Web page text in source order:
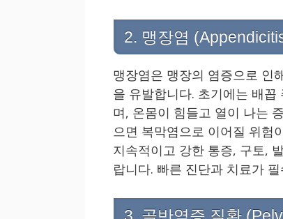
2. 맹장염
맹장염은 맹장의 염증으로 인
을 유발합니다. 초기에는 배
며, 온몸이 힘들고 열이 나는
으면 복막염으로 이어질 위험
지속적이고 강한 통증, 구토,
랍니다. 빠른 진단과 치료가
3. 골반염증 질환